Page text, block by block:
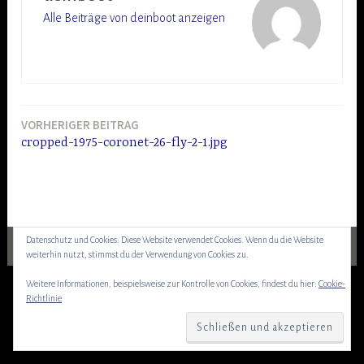
Alle Beiträge von deinboot anzeigen
Beitragsnavigation
VORHERIGER BEITRAG
cropped-1975-coronet-26-fly-2-1.jpg
Datenschutz und Cookies: Diese Website verwendet Cookies. Wenn du die Website
weiterhin nutzt, stimmst du der Verwendung von Cookies zu.
Weitere Informationen, beispielsweise zur Kontrolle von Cookies, findest du hier: Cookie-
Richtlinie